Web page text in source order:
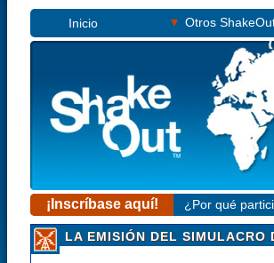
Inicio ▾Otros
¡Inscríbase aquí! ¿Por qué
LA EMISIÓN DEL SIMULACRO